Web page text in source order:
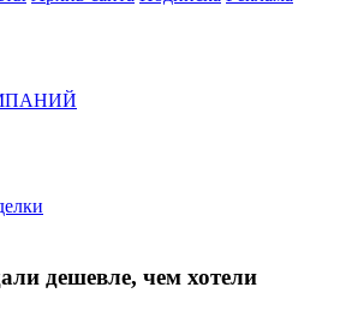
дешевле, чем хотели